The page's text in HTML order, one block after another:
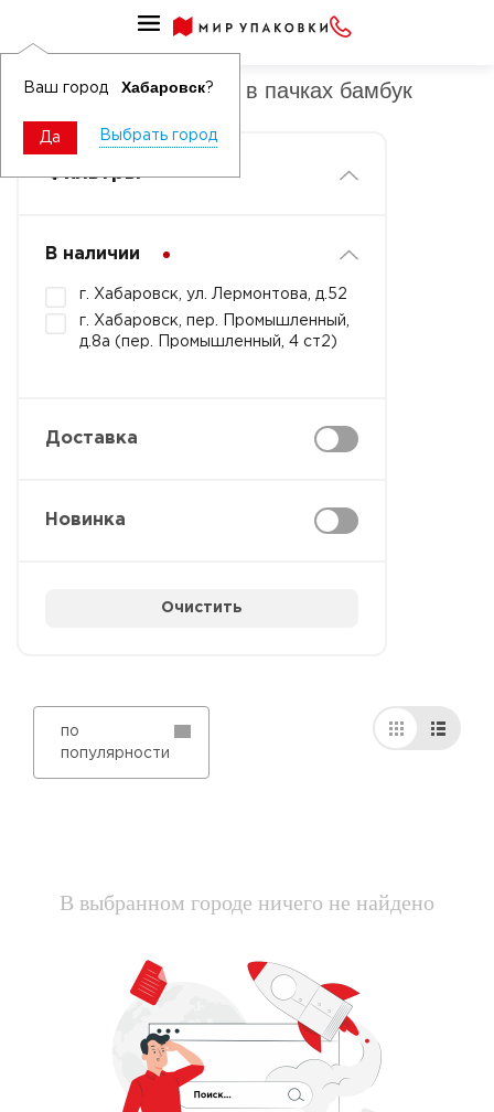
Ваш город Хабаровск?
Да Выбрать город
Салфетки для уборки в пачках бамбук
Фильтры
В наличии
г. Хабаровск, ул. Лермонтова, д.52
г. Хабаровск, пер. Промышленный,
д.8а (пер. Промышленный, 4 ст2)
Доставка
Новинка
Очистить
по
популярности
В выбранном городе ничего не найдено